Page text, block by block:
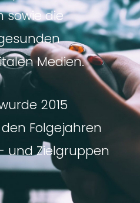
sowie die
Medien.
2015
Folgejahren
und Zielgruppen